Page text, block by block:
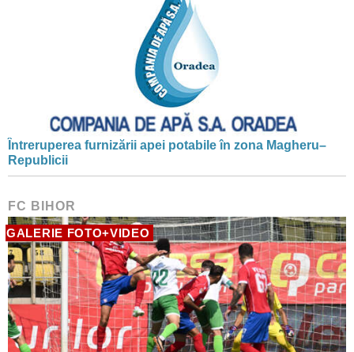
Întreruperea furnizării apei potabile în zona Magheru–
Republicii
FC BIHOR
GALERIE FOTO+VIDEO